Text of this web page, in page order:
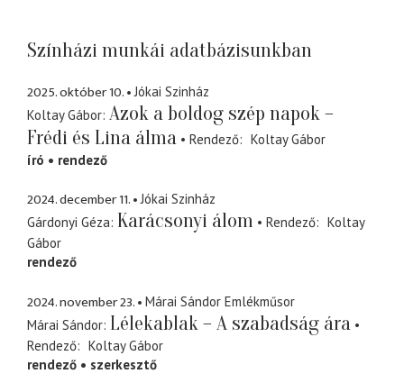
Színházi munkái adatbázisunkban
2025. október 10.
Jókai Szinház
Koltay Gábor Azok a boldog szép napok –
Frédi és Lina álma
Rendező
Koltay Gábor
író
rendező
2024. december 11.
Jókai Szinház
Gárdonyi Géza Karácsonyi álom Rendező
Koltay
Gábor
rendező
2024. november 23.
Márai Sándor Emlékműsor
Márai Sándor Lélekablak – A szabadság ára
Rendező
Koltay Gábor
rendező
szerkesztő